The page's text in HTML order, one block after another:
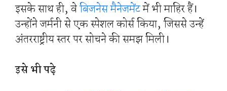
इसके साथ ही, वेबिजनेस मैनेजमेंटमें भी माहिर हैं।
उन्होंने जर्मनी से एक स्पेशल कोर्स किया, जिससे उन्हें
अंतरराष्ट्रीय स्तर पर सोचने की समझ मिली।
इसे भी पढ़े